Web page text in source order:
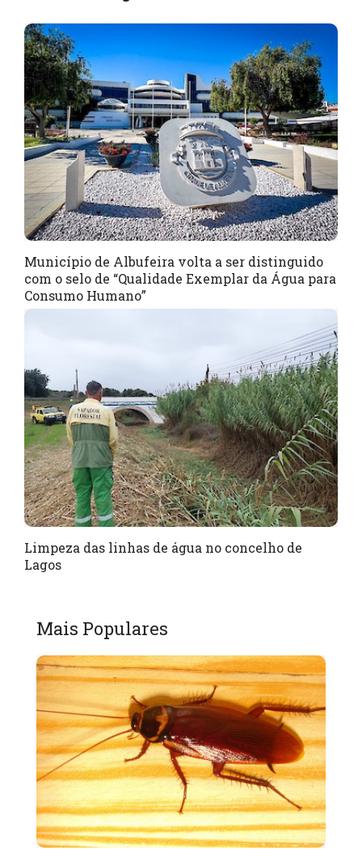
Município de Albufeira volta a ser distinguido
com o selo de “Qualidade Exemplar da Água para
Consumo Humano”
Limpeza das linhas de água no concelho de
Lagos
Mais Populares